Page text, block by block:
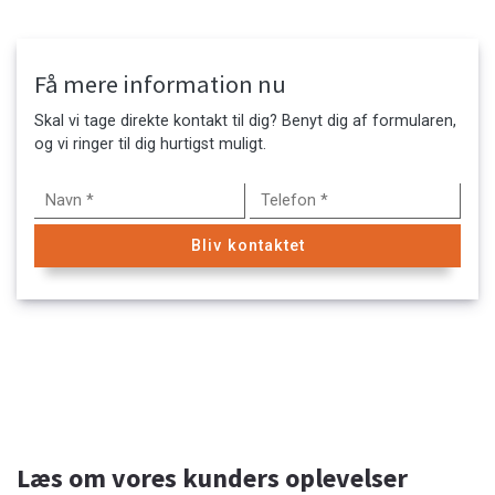
Få mere information nu
Skal vi tage direkte kontakt til dig? Benyt dig af formularen,
og vi ringer til dig hurtigst muligt.
Læs om vores kunders oplevelser